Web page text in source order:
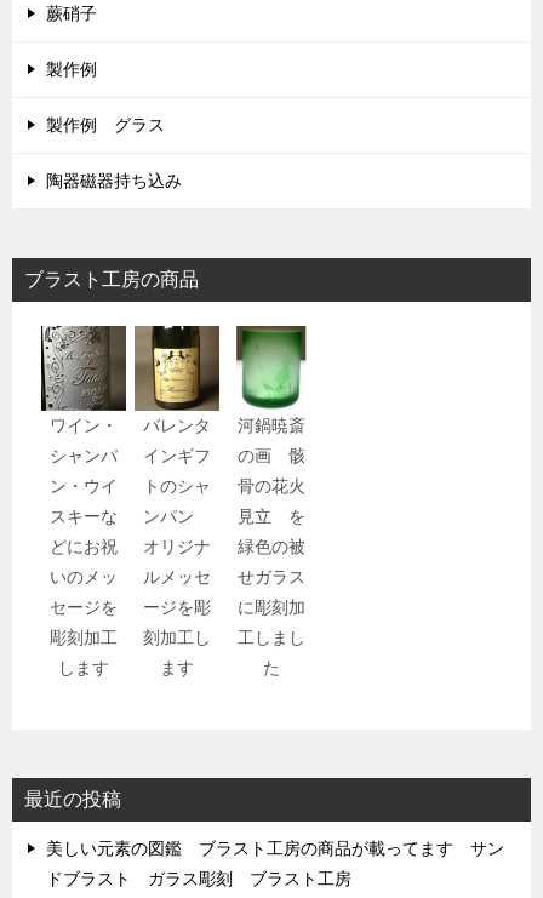
蕨硝子
製作例
製作例 グラス
陶器磁器持ち込み
ブラスト工房の商品
ワイン・
シャンパ
ン・ウイ
スキーな
どにお祝
いのメッ
セージを
彫刻加工
します
バレンタ
インギフ
トのシャ
ンパン
オリジナ
ルメッセ
ージを彫
刻加工し
ます
河鍋暁斎
の画 骸
骨の花火
見立 を
緑色の被
せガラス
に彫刻加
工しまし
た
最近の投稿
美しい元素の図鑑 ブラスト工房の商品が載ってます サン
ドブラスト ガラス彫刻 ブラスト工房